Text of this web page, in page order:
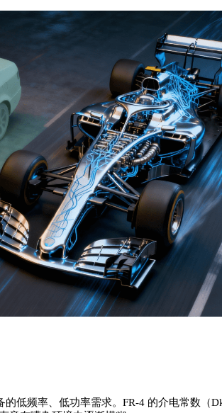
低频率、低功率需求。FR-4 的介电常数（